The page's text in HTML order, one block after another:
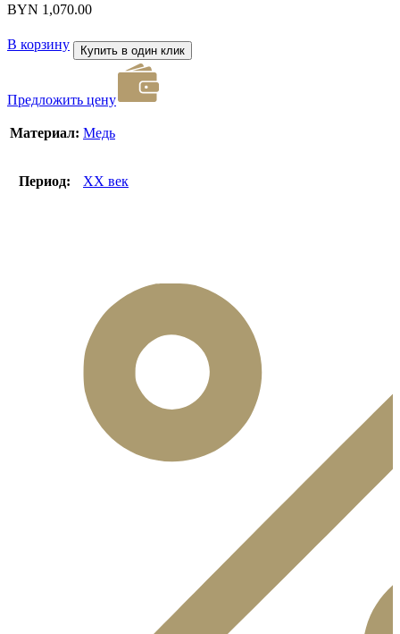
BYN 1,070.00
В корзину Купить в один клик
Предложить цену
Материал: Медь
Период: XX век